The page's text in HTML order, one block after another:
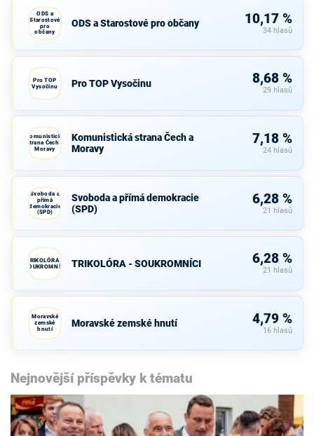
ODS a
Starostové
pro
občany
ODS a Starostové pro občany 10,17 %
34 hlasů
Pro TOP
Vysočinu
Pro TOP Vysočinu 8,68 %
29 hlasů
Komunistická
strana Čech a
Moravy
Komunistická strana Čech a
Moravy
7,18 %
24 hlasů
Svoboda a
přímá
demokracie
(SPD)
Svoboda a přímá demokracie
(SPD)
6,28 %
21 hlasů
TRIKOLÓRA -
SOUKROMNÍCI
TRIKOLÓRA - SOUKROMNÍCI 6,28 %
21 hlasů
Moravské
zemské
hnutí
Moravské zemské hnutí 4,79 %
16 hlasů
Nejnovější příspěvky k tématu